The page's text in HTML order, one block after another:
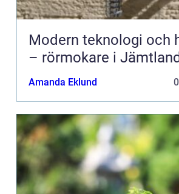
Modern teknologi och
– rörmokare i Jämtland
Amanda Eklund